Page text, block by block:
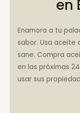
en
Enamora a tu
sabor. Usa aceite
sane. Compra
en las próximas
usar sus